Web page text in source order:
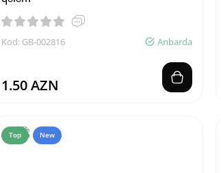
Kod: GB-002816 Anbarda
1.50 AZN
Top New